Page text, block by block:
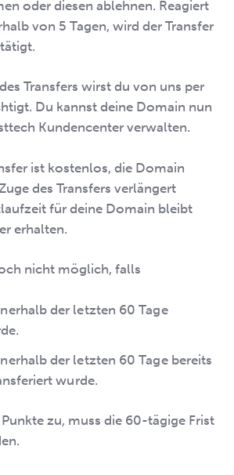
oder diesen ablehnen. Reagiert
von 5 Tagen, wird der Transfer
Transfers wirst du von uns per
Du kannst deine Domain nun
Kundencenter verwalten.
ist kostenlos, die Domain
des Transfers verlängert
für deine Domain bleibt
erhalten.
nicht möglich, falls
der letzten 60 Tage
der letzten 60 Tage bereits
wurde.
zu, muss die 60-tägige Frist